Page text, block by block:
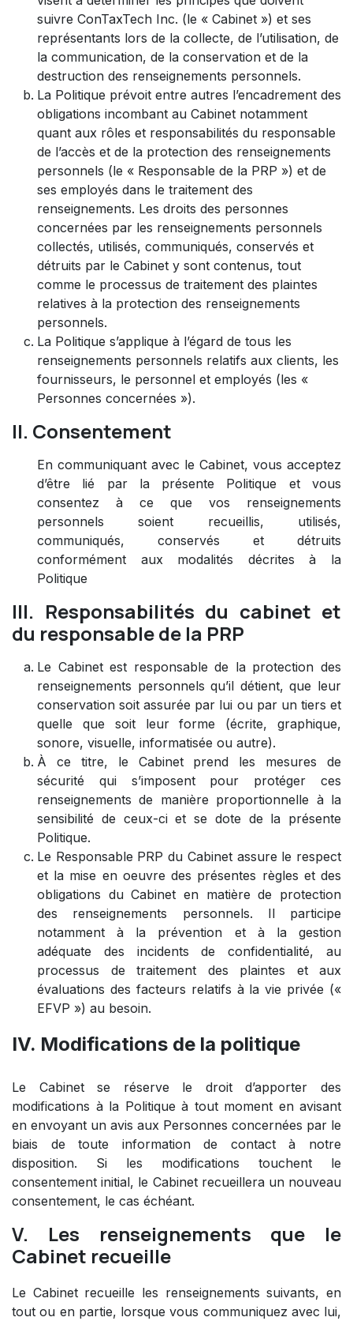
suivre ConTaxTech Inc. (le « Cabinet ») et ses
représentants lors de la collecte, de l’utilisation, de
la communication, de la conservation et de la
destruction des renseignements personnels.
La Politique prévoit entre autres l’encadrement des
obligations incombant au Cabinet notamment
quant aux rôles et responsabilités du responsable
de l’accès et de la protection des renseignements
personnels (le « Responsable de la PRP ») et de
ses employés dans le traitement des
renseignements. Les droits des personnes
concernées par les renseignements personnels
collectés, utilisés, communiqués, conservés et
détruits par le Cabinet y sont contenus, tout
comme le processus de traitement des plaintes
relatives à la protection des renseignements
personnels.
La Politique s’applique à l’égard de tous les
renseignements personnels relatifs aux clients, les
fournisseurs, le personnel et employés (les «
Personnes concernées »).
II. Consentement
En communiquant avec le Cabinet, vous acceptez
d’être lié par la présente Politique et vous
consentez à ce que vos renseignements
personnels soient recueillis, utilisés,
communiqués, conservés et détruits
conformément aux modalités décrites à la
Politique
III. Responsabilités du cabinet et
du responsable de la PRP
Le Cabinet est responsable de la protection des
renseignements personnels qu’il détient, que leur
conservation soit assurée par lui ou par un tiers et
quelle que soit leur forme (écrite, graphique,
sonore, visuelle, informatisée ou autre).
À ce titre, le Cabinet prend les mesures de
sécurité qui s’imposent pour protéger ces
renseignements de manière proportionnelle à la
sensibilité de ceux-ci et se dote de la présente
Politique.
Le Responsable PRP du Cabinet assure le respect
et la mise en oeuvre des présentes règles et des
obligations du Cabinet en matière de protection
des renseignements personnels. Il participe
notamment à la prévention et à la gestion
adéquate des incidents de confidentialité, au
processus de traitement des plaintes et aux
évaluations des facteurs relatifs à la vie privée («
EFVP ») au besoin.
IV. Modifications de la politique
Le Cabinet se réserve le droit d’apporter des
modifications à la Politique à tout moment en avisant
en envoyant un avis aux Personnes concernées par le
biais de toute information de contact à notre
disposition. Si les modifications touchent le
consentement initial, le Cabinet recueillera un nouveau
consentement, le cas échéant.
V. Les renseignements que le
Cabinet recueille
Le Cabinet recueille les renseignements suivants, en
tout ou en partie, lorsque vous communiquez avec lui,